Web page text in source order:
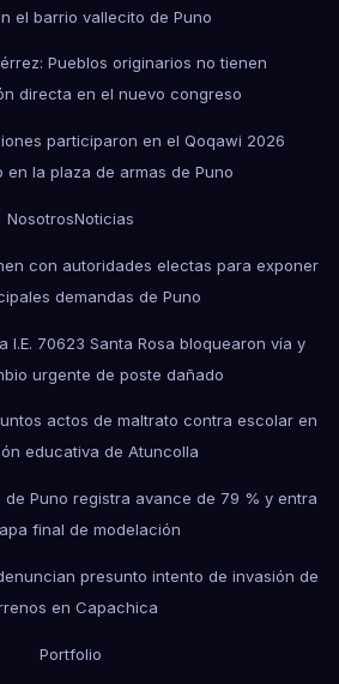
el barrio vallecito de Puno
Pueblos originarios no tienen
directa en el nuevo congreso
participaron en el Qoqawi 2026
en la plaza de armas de Puno
NosotrosNoticias
con autoridades electas para exponer
demandas de Puno
I.E. 70623 Santa Rosa bloquearon vía y
urgente de poste dañado
actos de maltrato contra escolar en
educativa de Atuncolla
Puno registra avance de 79 % y entra
final de modelación
presunto intento de invasión de
en Capachica
Portfolio